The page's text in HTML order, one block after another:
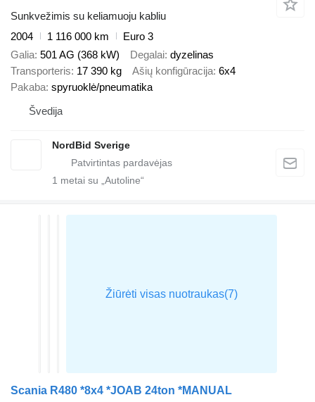
Sunkvežimis su keliamuoju kabliu
2004
1 116 000 km
Euro 3
Galia 501 AG (368 kW) Degalai dyzelinas
Transporteris 17 390 kg Ašių konfigūracija 6x4
Pakaba spyruoklė/pneumatika
Švedija
NordBid Sverige
1 metai su „Autoline“
Scania R480 *8x4 *JOAB 24ton *MANUAL